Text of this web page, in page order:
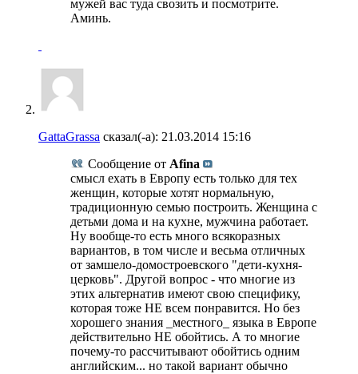
мужей вас туда свозить и посмотрите.
Аминь.
GattaGrassa сказал(-а): 21.03.2014 15:16
Сообщение от Afina
смысл ехать в Европу есть только для тех
женщин, которые хотят нормальную,
традиционную семью построить. Женщина с
детьми дома и на кухне, мужчина работает.
Ну вообще-то есть много всякоразных
вариантов, в том числе и весьма отличных
от замшело-домостроевского "дети-кухня-
церковь". Другой вопрос - что многие из
этих альтернатив имеют свою специфику,
которая тоже НЕ всем понравится. Но без
хорошего знания _местного_ языка в Европе
действительно НЕ обойтись. А то многие
почему-то рассчитывают обойтись одним
английским... но такой вариант обычно